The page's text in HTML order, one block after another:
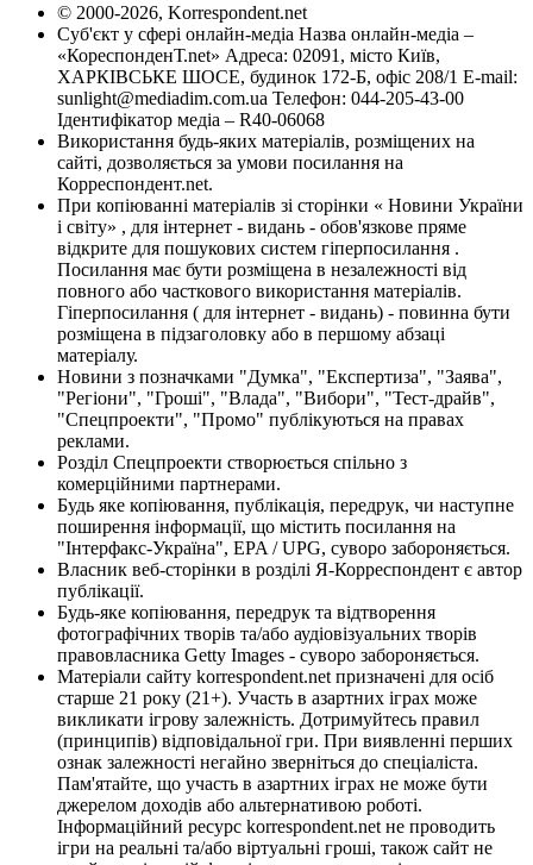
© 2000-2026, Korrespondent.net
Суб'єкт у сфері онлайн-медіа Назва онлайн-медіа –
«КореспонденТ.net» Адреса: 02091, місто Київ,
ХАРКІВСЬКЕ ШОСЕ, будинок 172-Б, офіс 208/1 E-mail:
sunlight@mediadim.com.ua Телефон: 044-205-43-00
Ідентифікатор медіа – R40-06068
Використання будь-яких матеріалів, розміщених на
сайті, дозволяється за умови посилання на
Корреспондент.net.
При копіюванні матеріалів зі сторінки « Новини України
і світу» , для інтернет - видань - обов'язкове пряме
відкрите для пошукових систем гіперпосилання .
Посилання має бути розміщена в незалежності від
повного або часткового використання матеріалів.
Гіперпосилання ( для інтернет - видань) - повинна бути
розміщена в підзаголовку або в першому абзаці
матеріалу.
Новини з позначками "Думка", "Експертиза", "Заява",
"Регіони", "Гроші", "Влада", "Вибори", "Тест-драйв",
"Спецпроекти", "Промо" публікуються на правах
реклами.
Розділ Спецпроекти створюється спільно з
комерційними партнерами.
Будь яке копіювання, публікація, передрук, чи наступне
поширення інформації, що містить посилання на
"Інтерфакс-Україна", EPA / UPG, суворо забороняється.
Власник веб-сторінки в розділі Я-Корреспондент є автор
публікації.
Будь-яке копіювання, передрук та відтворення
фотографічних творів та/або аудіовізуальних творів
правовласника Getty Images - суворо забороняється.
Матеріали сайту korrespondent.net призначені для осіб
старше 21 року (21+). Участь в азартних іграх може
викликати ігрову залежність. Дотримуйтесь правил
(принципів) відповідальної гри. При виявленні перших
ознак залежності негайно зверніться до спеціаліста.
Пам'ятайте, що участь в азартних іграх не може бути
джерелом доходів або альтернативою роботі.
Інформаційний ресурс korrespondent.net не проводить
ігри на реальні та/або віртуальні гроші, також сайт не